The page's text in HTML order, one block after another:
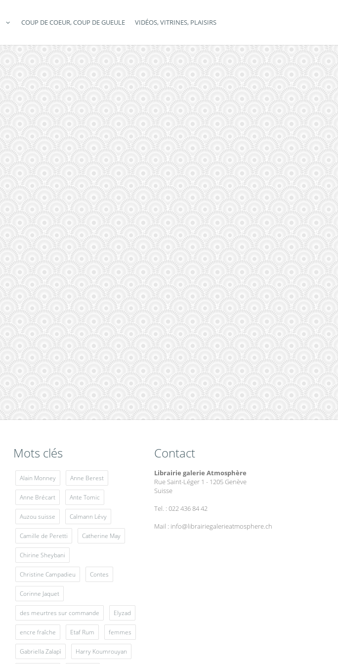
COUP DE COEUR, COUP DE GUEULE VIDÉOS, VITRINES, PLAISIRS
Mots clés
Alain Monney Anne Berest
Anne Brécart Ante Tomic
Auzou suisse Calmann Lévy
Camille de Peretti Catherine May
Chirine Sheybani
Christine Campadieu Contes
Corinne Jaquet
des meurtres sur commande Elyzad
encre fraîche Etaf Rum femmes
Gabriella Zalapì Harry Koumrouyan
Contact
Librairie galerie Atmosphère
Rue Saint-Léger 1 - 1205 Genève
Suisse
Tel. : 022 436 84 42
Mail : info@librairiegalerieatmosphere.ch